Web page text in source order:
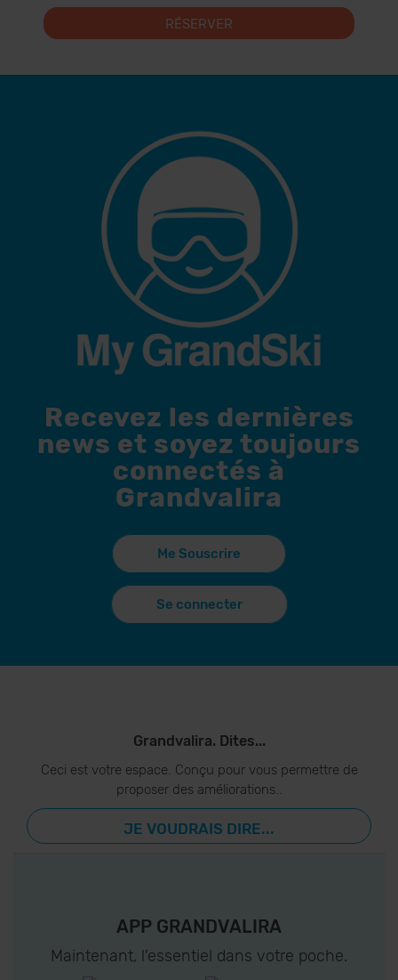
RÉSERVER
Recevez les dernières
news et soyez toujours
connectés à
Grandvalira
Me Souscrire
Se connecter
Grandvalira. Dites...
Ceci est votre espace. Conçu pour vous permettre de
proposer des améliorations..
JE VOUDRAIS DIRE...
APP GRANDVALIRA
Maintenant, l'essentiel dans votre poche.